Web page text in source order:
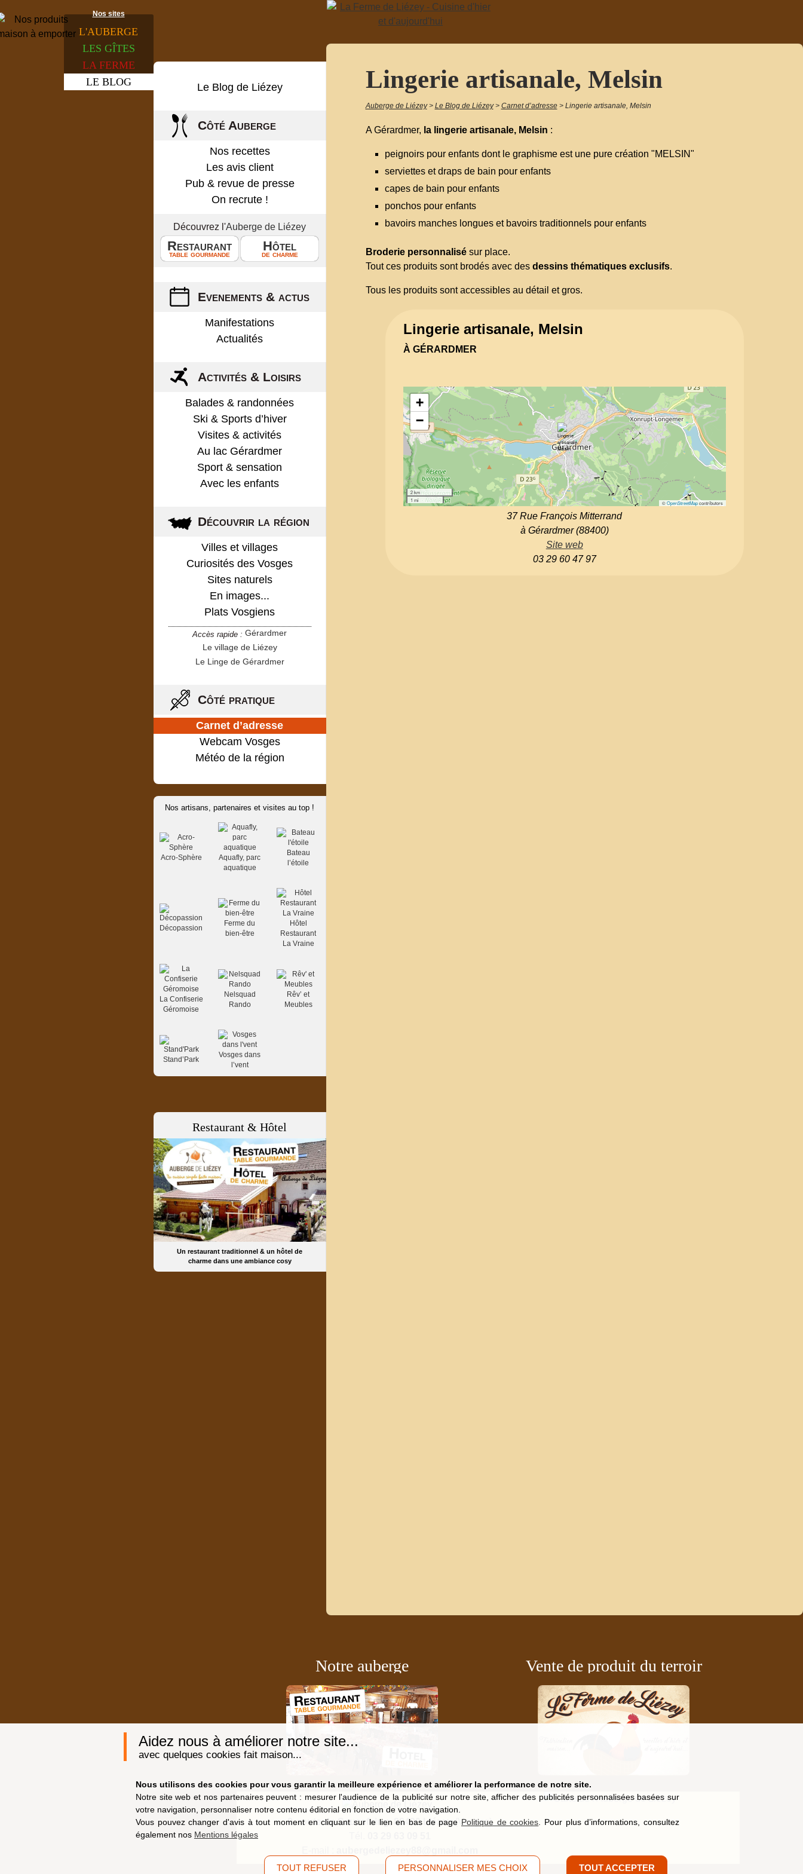
Aidez nous à améliorer notre site...
avec quelques cookies fait maison...
Nous utilisons des cookies pour vous garantir la meilleure expérience et améliorer la performance de notre site.
Notre site web et nos partenaires peuvent : mesurer l'audience de la publicité sur notre site, afficher des publicités personnalisées basées sur
votre navigation, personnaliser notre contenu éditorial en fonction de votre navigation.
Vous pouvez changer d'avis à tout moment en cliquant sur le lien en bas de page Politique de cookies . Pour plus d’informations, consultez
également nos Mentions légales
TOUT REFUSER PERSONNALISER MES CHOIX TOUT ACCEPTER
Nos sites
L'AUBERGE
LES GÎTES
LA FERME
LE BLOG Le Blog de Liézey
Côté Auberge
Nos recettes
Les avis client
Pub & revue de presse
On recrute !
Découvrez l'Auberge de Liézey
Restaurant
table gourmande
Hôtel
de charme
Evenements & actus
Manifestations
Actualités
Activités & Loisirs
Balades & randonnées
Ski & Sports d’hiver
Visites & activités
Au lac Gérardmer
Sport & sensation
Avec les enfants
Découvrir la région
Villes et villages
Curiosités des Vosges
Sites naturels
En images...
Plats Vosgiens
Accès rapide : Gérardmer
Le village de Liézey
Le Linge de Gérardmer
Côté pratique
Carnet d’adresse
Webcam Vosges
Météo de la région
Nos artisans, partenaires et visites au top !
Acro-Sphère
Aquafly, parc
aquatique
Bateau
l’étoile
Décopassion
Ferme du
bien-être
Hôtel
Restaurant
La Vraine
La Confiserie
Géromoise
Nelsquad
Rando
Rêv’ et
Meubles
Stand’Park
Vosges dans
l’vent
Restaurant & Hôtel
Un restaurant traditionnel & un hôtel de
charme dans une ambiance cosy
Lingerie artisanale, Melsin
Auberge de Liézey > Le Blog de Liézey > Carnet d’adresse > Lingerie artisanale, Melsin
A Gérardmer, la lingerie artisanale, Melsin :
peignoirs pour enfants dont le graphisme est une pure création "MELSIN"
serviettes et draps de bain pour enfants
capes de bain pour enfants
ponchos pour enfants
bavoirs manches longues et bavoirs traditionnels pour enfants
Broderie personnalisésur place.
Tout ces produits sont brodés avec des dessins thématiques exclusifs.
Tous les produits sont accessibles au détail et gros.
Lingerie artisanale, Melsin
À GÉRARDMER
+
−
2 km
1 mi
©OpenStreetMapcontributors
37 Rue François Mitterrand
à Gérardmer (88400)
Site web
03 29 60 47 97
Notre auberge Vente de produit du terroir
9, route de Saucefaing, 88400 Liézey(Vosges)